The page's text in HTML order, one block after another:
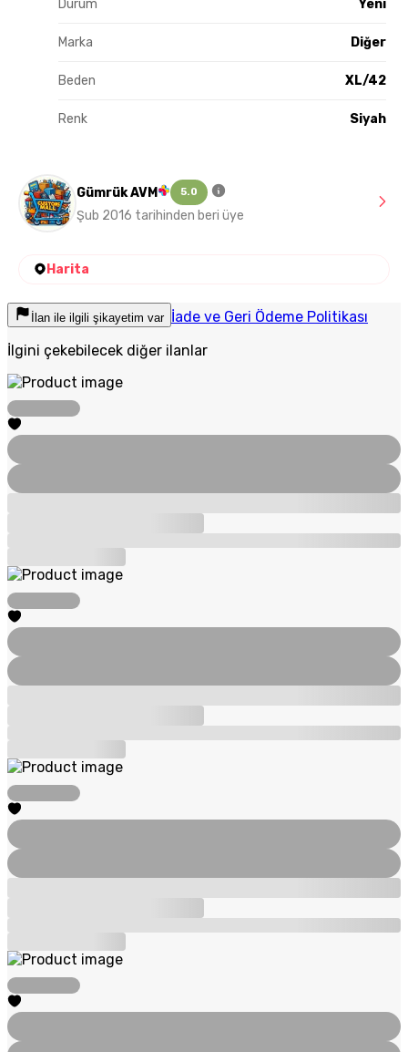
Durum Yeni
Marka Diğer
Beden XL/42
Renk Siyah
Gümrük AVM 5.0
Şub 2016 tarihinden beri üye
Harita
İlan ile ilgili şikayetim var İade ve Geri Ödeme Politikası
İlgini çekebilecek diğer ilanlar